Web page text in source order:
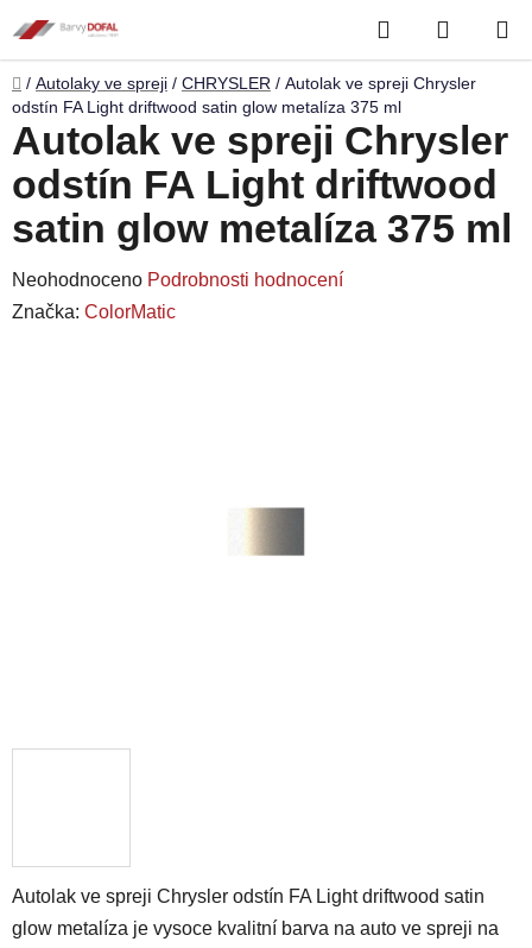
na
obsah
Hledat
KOŠÍK
Domů
/ Autolaky ve spreji / CHRYSLER / Autolak ve spreji Chrysler
odstín FA Light driftwood satin glow metalíza 375 ml
Autolak ve spreji Chrysler odstín FA Light driftwood satin
glow metalíza je vysoce kvalitní barva na auto ve spreji na
Autolak ve spreji Chrysler
odstín FA Light driftwood
satin glow metalíza 375 ml
Průměrné
hodnocení
Neohodnoceno Podrobnosti hodnocení
Značka: ColorMatic